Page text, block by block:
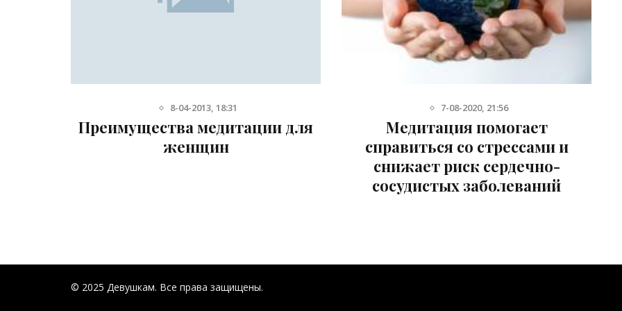
8-04-2013, 18:31
Преимущества медитации для
женщин
7-08-2020, 21:56
Медитация помогает
справиться со стрессами и
снижает риск сердечно-
сосудистых заболеваний
© 2025 Девушкам. Все права защищены.